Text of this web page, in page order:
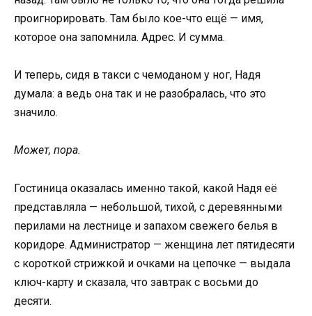
проигнорировать. Там было кое-что ещё — имя,
которое она запомнила. Адрес. И сумма.
И теперь, сидя в такси с чемоданом у ног, Надя
думала: а ведь она так и не разобралась, что это
значило.
Может, пора.
Гостиница оказалась именно такой, какой Надя её
представляла — небольшой, тихой, с деревянными
перилами на лестнице и запахом свежего белья в
коридоре. Администратор — женщина лет пятидесяти
с короткой стрижкой и очками на цепочке — выдала
ключ-карту и сказала, что завтрак с восьми до
десяти.